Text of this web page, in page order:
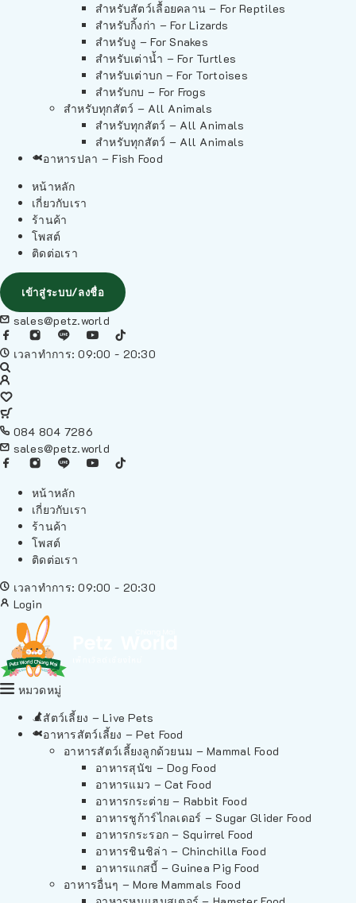
สำหรับสัตว์เลื้อยคลาน – For Reptiles
สำหรับกิ้งก่า – For Lizards
สำหรับงู – For Snakes
สำหรับเต่าน้ำ – For Turtles
สำหรับเต่าบก – For Tortoises
สำหรับกบ – For Frogs
สำหรับทุกสัตว์ – All Animals
สำหรับทุกสัตว์ – All Animals
สำหรับทุกสัตว์ – All Animals
อาหารปลา – Fish Food
หน้าหลัก
เกี่ยวกับเรา
ร้านค้า
โพสต์
ติดต่อเรา
เข้าสู่ระบบ/ลงชื่อ
sales@petz.world
เวลาทำการ: 09:00 - 20:30
084 804 7286
sales@petz.world
หน้าหลัก
เกี่ยวกับเรา
ร้านค้า
โพสต์
ติดต่อเรา
เวลาทำการ: 09:00 - 20:30
Login
หมวดหมู่
สัตว์เลี้ยง – Live Pets
อาหารสัตว์เลี้ยง – Pet Food
อาหารสัตว์เลี้ยงลูกด้วยนม – Mammal Food
อาหารสุนัข – Dog Food
อาหารแมว – Cat Food
อาหารกระต่าย – Rabbit Food
อาหารชูก้าร์ไกลเดอร์ – Sugar Glider Food
อาหารกระรอก – Squirrel Food
อาหารชินชิล่า – Chinchilla Food
อาหารแกสบี้ – Guinea Pig Food
อาหารอื่นๆ – More Mammals Food